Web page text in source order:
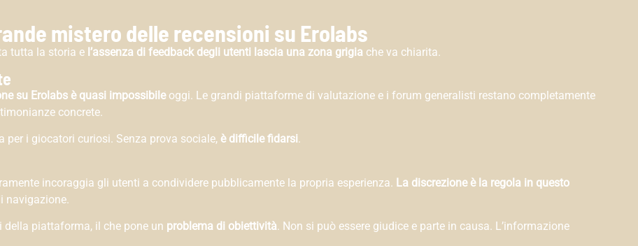
mistero delle recensioni su Erolabs
tutta la storia e l’assenza di feedback degli utenti lascia una zona grigia che va chiarita.
su Erolabs è quasi impossibileoggi. Le grandi piattaforme di valutazione e i forum generalisti restano completamente
concrete.
i giocatori curiosi. Senza prova sociale, è difficile fidarsi .
incoraggia gli utenti a condividere pubblicamente la propria esperienza. La discrezione è la regola in questo
navigazione.
piattaforma, il che pone un problema di obiettività. Non si può essere giudice e parte in causa. L’informazione